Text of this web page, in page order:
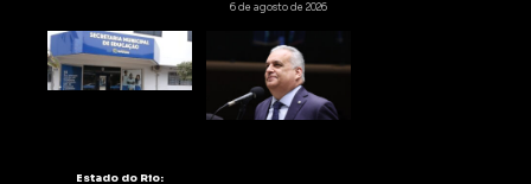
6 de agosto de 2026
Estado do Rio: